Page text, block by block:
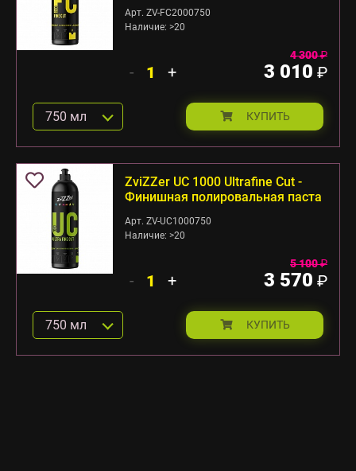
Арт. ZV-FC2000750
Наличие: >20
- +
4 300₽
3 010 ₽
750 мл КУПИТЬ
ZviZZer UC 1000 Ultrafine Cut -
Финишная полировальная паста
Арт. ZV-UC1000750
Наличие: >20
- +
5 100₽
3 570 ₽
750 мл КУПИТЬ